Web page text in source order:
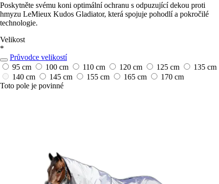
Poskytněte svému koni optimální ochranu s odpuzující dekou proti
hmyzu LeMieux Kudos Gladiator, která spojuje pohodlí a pokročilé
technologie.
Velikost
*
Průvodce velikostí
95 cm
100 cm 110 cm 120 cm 125 cm
135 cm
140 cm
145 cm 155 cm 165 cm
170 cm
Toto pole je povinné